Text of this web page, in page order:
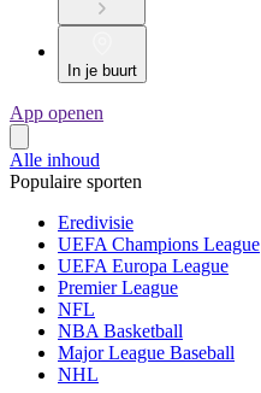
In je buurt
App openen
Alle inhoud
Populaire sporten
Eredivisie
UEFA Champions League
UEFA Europa League
Premier League
NFL
NBA Basketball
Major League Baseball
NHL